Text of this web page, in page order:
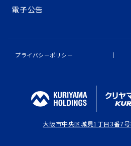
電子公告
大阪市中央区城見1丁目3番7号
プライバシーポリシー